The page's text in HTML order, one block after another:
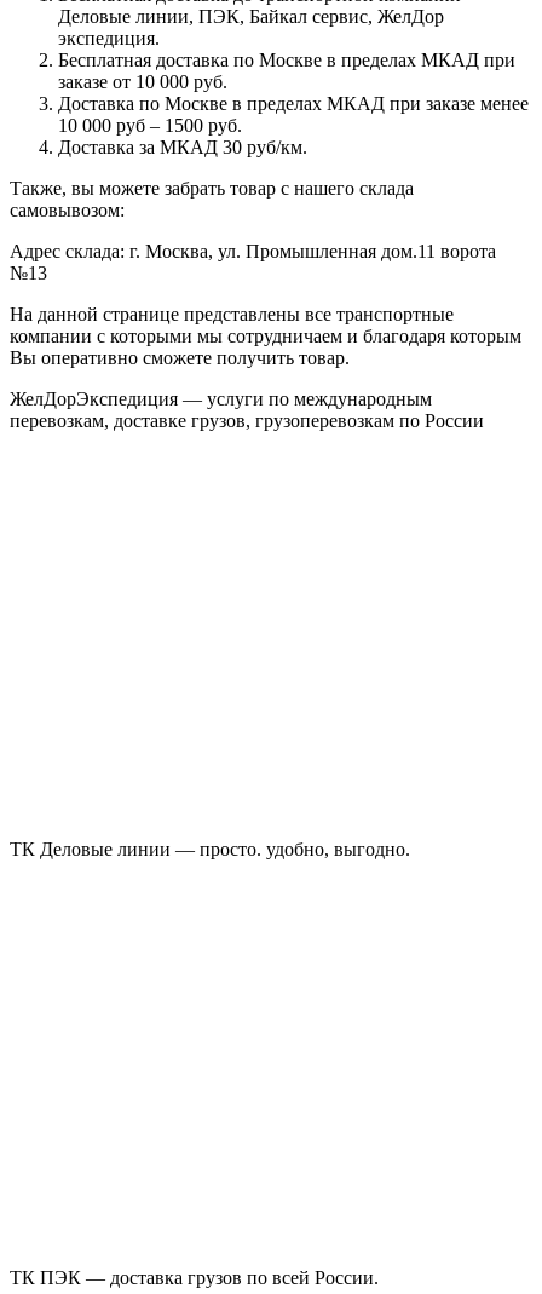
Деловые линии, ПЭК, Байкал сервис, ЖелДор
экспедиция.
Бесплатная доставка по Москве в пределах МКАД при
заказе от 10 000 руб.
Доставка по Москве в пределах МКАД при заказе менее
10 000 руб – 1500 руб.
Доставка за МКАД 30 руб/км.
Также, вы можете забрать товар с нашего склада
самовывозом:
Адрес склада: г. Москва, ул. Промышленная дом.11 ворота
№13
На данной странице представлены все транспортные
компании с которыми мы сотрудничаем и благодаря которым
Вы оперативно сможете получить товар.
ЖелДорЭкспедиция — услуги по международным
перевозкам, доставке грузов, грузоперевозкам по России
ТК Деловые линии — просто. удобно, выгодно.
ТК ПЭК — доставка грузов по всей России.